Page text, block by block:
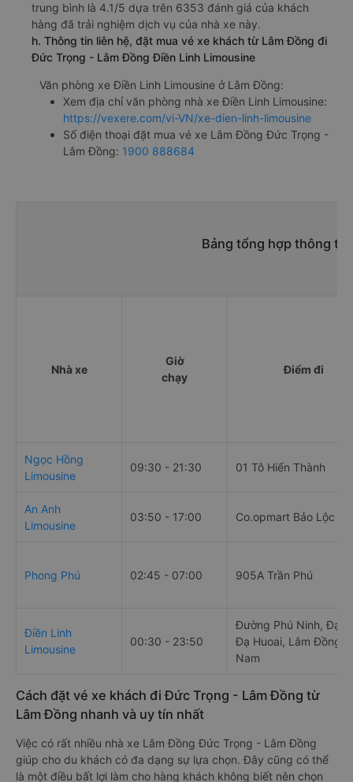
trung bình là 4.1/5 dựa trên 6353 đánh giá của khách
hàng đã trải nghiệm dịch vụ của nhà xe này.
h. Thông tin liên hệ, đặt mua vé xe khách từ Lâm Đồng đi
Đức Trọng - Lâm Đồng Điền Linh Limousine
Văn phòng xe Điền Linh Limousine ở Lâm Đồng:
Xem địa chỉ văn phòng nhà xe Điền Linh Limousine:
https://vexere.com/vi-VN/xe-dien-linh-limousine
Số điện thoại đặt mua vé xe Lâm Đồng Đức Trọng -
Lâm Đồng: 1900 888684
Bảng tổng hợp thông
Nhà xe
Giờ
chạy
Điểm đi
Ngọc Hồng
Limousine
09:30 - 21:30 01 Tô Hiến Thành
An Anh
Limousine
03:50 - 17:00 Co.opmart Bảo Lộc
Phong Phú 02:45 - 07:00 905A Trần Phú
Điền Linh
Limousine
00:30 - 23:50
Đường Phú Ninh, Đạ
Đạ Huoai, Lâm Đồng,
Nam
Cách đặt vé xe khách đi Đức Trọng - Lâm Đồng từ
Lâm Đồng nhanh và uy tín nhất
Việc có rất nhiều nhà xe Lâm Đồng Đức Trọng - Lâm Đồng
giúp cho du khách có đa dạng sự lựa chọn. Đây cũng có thể
là một điều bất lợi làm cho hàng khách không biết nên chọn